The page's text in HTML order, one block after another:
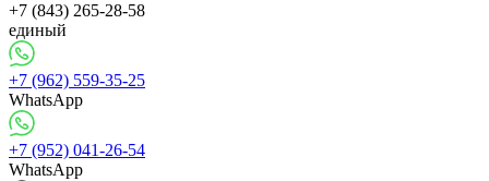
+7 (843) 265-28-58
единый
+7 (962) 559-35-25
WhatsApp
+7 (952) 041-26-54
WhatsApp